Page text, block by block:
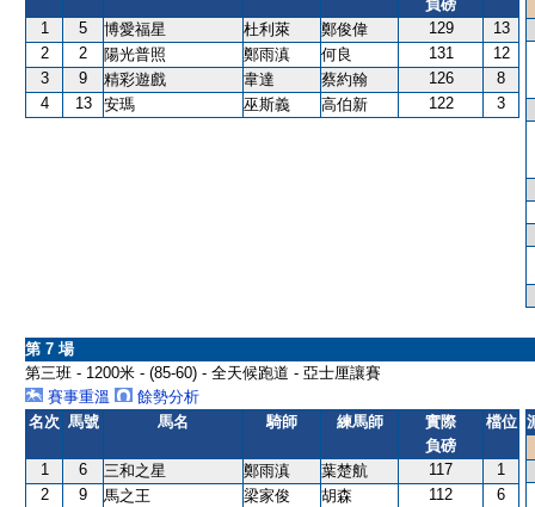
負磅
1 5 博愛福星 杜利萊 鄭俊偉 129
13
2
2 陽光普照 鄭雨滇 何良 131
12
3
9 精彩遊戲 韋達 蔡約翰 126
8
4
13 安瑪 巫斯義 高伯新 122 3
第 7 場
第三班 - 1200米 - (85-60) - 全天候跑道 - 亞士厘讓賽
賽事重溫
餘勢分析
名次 馬號 馬名 騎師 練馬師
實際
負磅
檔位
1 6 三和之星 鄭雨滇 葉楚航 117
1
2
9 馬之王 梁家俊 胡森 112
6